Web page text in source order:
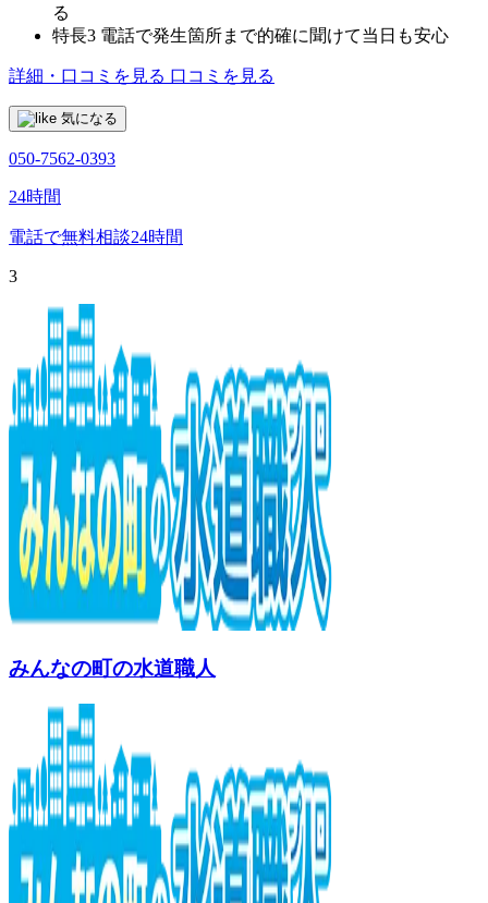
る
特長3 電話で発生箇所まで的確に聞けて当日も安心
詳細・口コミを見る 口コミを見る
気になる
050-7562-0393
24時間
電話で無料相談24時間
3
みんなの町の水道職人